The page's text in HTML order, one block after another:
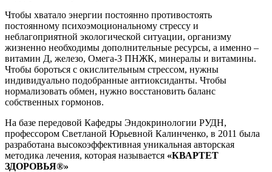
Чтобы хватало энергии постоянно противостоять
постоянному психоэмоциональному стрессу и
неблагоприятной экологической ситуации, организму
жизненно необходимы дополнительные ресурсы, а именно –
витамин Д, железо, Омега-3 ПНЖК, минералы и витамины.
Чтобы бороться с окислительным стрессом, нужны
индивидуально подобранные антиоксиданты. Чтобы
нормализовать обмен, нужно восстановить баланс
собственных гормонов.
На базе передовой Кафедры Эндокринологии РУДН,
профессором Светланой Юрьевной Калинченко, в 2011 была
разработана высокоэффективная уникальная авторская
методика лечения, которая называется «КВАРТЕТ
ЗДОРОВЬЯ®»